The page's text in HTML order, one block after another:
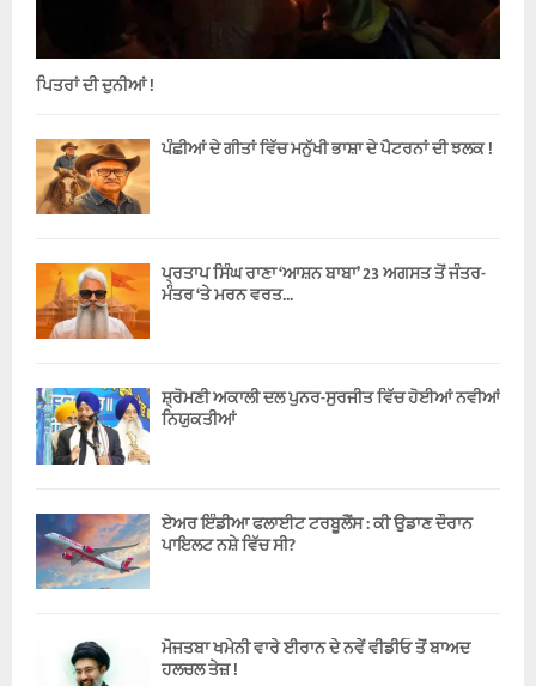
ਪਿਤਰਾਂ ਦੀ ਦੁਨੀਆਂ !
ਪੰਛੀਆਂ ਦੇ ਗੀਤਾਂ ਵਿੱਚ ਮਨੁੱਖੀ ਭਾਸ਼ਾ ਦੇ ਪੈਟਰਨਾਂ ਦੀ ਝਲਕ !
ਪ੍ਰਤਾਪ ਸਿੰਘ ਰਾਣਾ ‘ਆਸ਼ਨ ਬਾਬਾ’ 23 ਅਗਸਤ ਤੋਂ ਜੰਤਰ-
ਮੰਤਰ ‘ਤੇ ਮਰਨ ਵਰਤ...
ਸ਼੍ਰੋਮਣੀ ਅਕਾਲੀ ਦਲ ਪੁਨਰ-ਸੁਰਜੀਤ ਵਿੱਚ ਹੋਈਆਂ ਨਵੀਆਂ
ਨਿਯੁਕਤੀਆਂ
ਏਅਰ ਇੰਡੀਆ ਫਲਾਈਟ ਟਰਬੂਲੈਂਸ : ਕੀ ਉਡਾਣ ਦੌਰਾਨ
ਪਾਇਲਟ ਨਸ਼ੇ ਵਿੱਚ ਸੀ?
ਮੋਜਤਬਾ ਖਮੇਨੀ ਵਾਰੇ ਈਰਾਨ ਦੇ ਨਵੇਂ ਵੀਡੀਓ ਤੋਂ ਬਾਅਦ
ਹਲਚਲ ਤੇਜ਼ !